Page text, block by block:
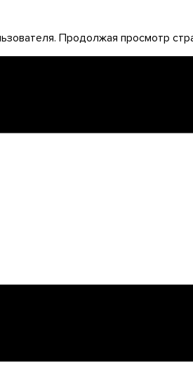
Продолжая просмотр